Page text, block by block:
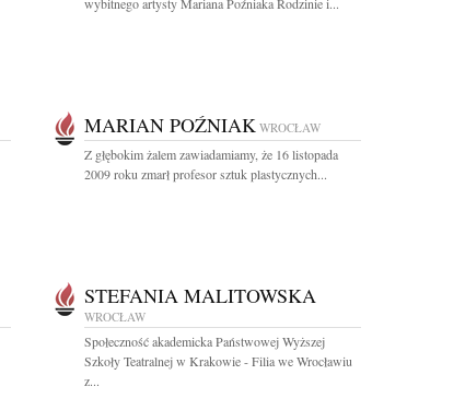
MARIAN POŹNIAK WROCŁAW
Z głębokim żalem zawiadamiamy, że 16 listopada
2009 roku zmarł profesor sztuk plastycznych...
STEFANIA MALITOWSKA
WROCŁAW
Społeczność akademicka Państwowej Wyższej
Szkoły Teatralnej w Krakowie - Filia we Wrocławiu
z...